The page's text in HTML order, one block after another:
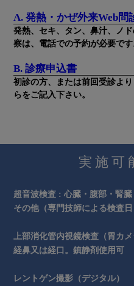
A. 発熱・かぜ外来Web問
発熱、セキ、タン、鼻汁、ノ
察は、電話での予約が必要です
B. 診療申込書
初診の方、または前回受診よ
らをご記入下さい。
実施可
超音波検査 : 心臓・腹部・腎
その他（専門技師による検査日
上部消化管内視鏡検査（胃カメ
経鼻又は経口。鎮静剤使用可
レントゲン撮影（デジタル）